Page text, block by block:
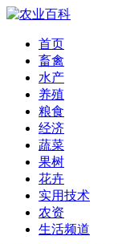
首页
畜禽
水产
养殖
粮食
经济
蔬菜
果树
花卉
实用技术
农资
生活频道